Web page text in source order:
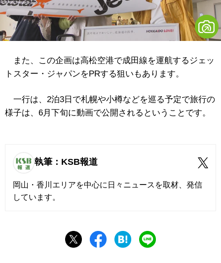
また、この企画は高松空港で成田線を運航するジェッ
トスター・ジャパンをPRする狙いもあります。
一行は、2泊3日で札幌や小樽などを巡る予定で旅行の
様子は、6月下旬に動画で公開されるということです。
執筆：KSB報道
岡山・香川エリアを中心に日々ニュースを取材、発信
しています。